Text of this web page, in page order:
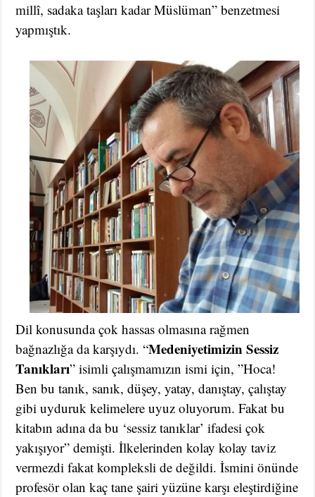
millî, sadaka taşları kadar Müslüman” benzetmesi
yapmıştık.
Dil konusunda çok hassas olmasına rağmen
bağnazlığa da karşıydı. “Medeniyetimizin Sessiz
Tanıkları” isimli çalışmamızın ismi için, ”Hoca!
Ben bu tanık, sanık, düşey, yatay, danıştay, çalıştay
gibi uyduruk kelimelere uyuz oluyorum. Fakat bu
kitabın adına da bu ‘sessiz tanıklar’ ifadesi çok
yakışıyor” demişti. İlkelerinden kolay kolay taviz
vermezdi fakat kompleksli de değildi. İsmini önünde
profesör olan kaç tane şairi yüzüne karşı eleştirdiğine